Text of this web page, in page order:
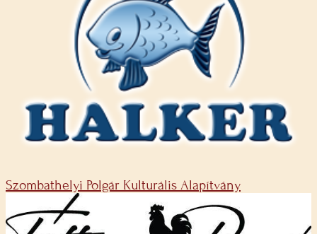
Szombathelyi Polgár Kulturális Alapítvány